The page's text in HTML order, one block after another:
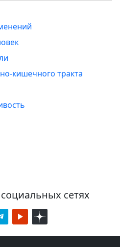
кишечного тракта
сетях